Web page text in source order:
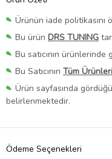
Ürünün iade politikasını
Bu ürün DRS TUNING
Bu satıcının ürünlerinde
Bu Satıcının Tüm
Ürün sayfasında
belirlenmektedir.
Ödeme Seçenekleri